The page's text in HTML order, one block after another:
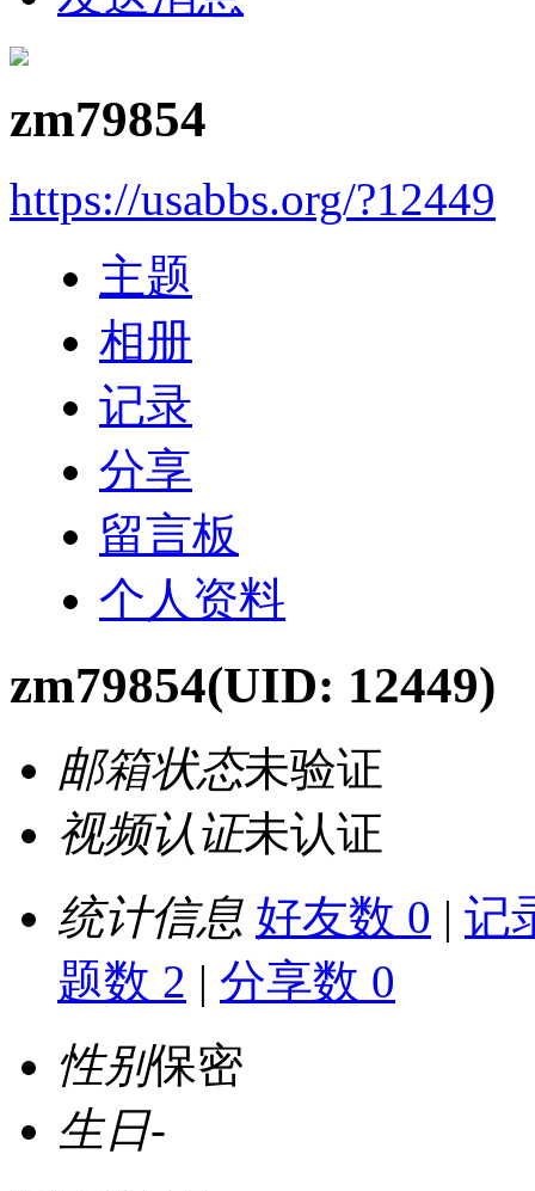
zm79854
https://usabbs.org/?12449
主题
相册
记录
分享
留言板
个人资料
zm79854(UID: 12449)
邮箱状态未验证
视频认证未认证
统计信息 好友数 0 | 记
题数 2 | 分享数 0
性别保密
生日-